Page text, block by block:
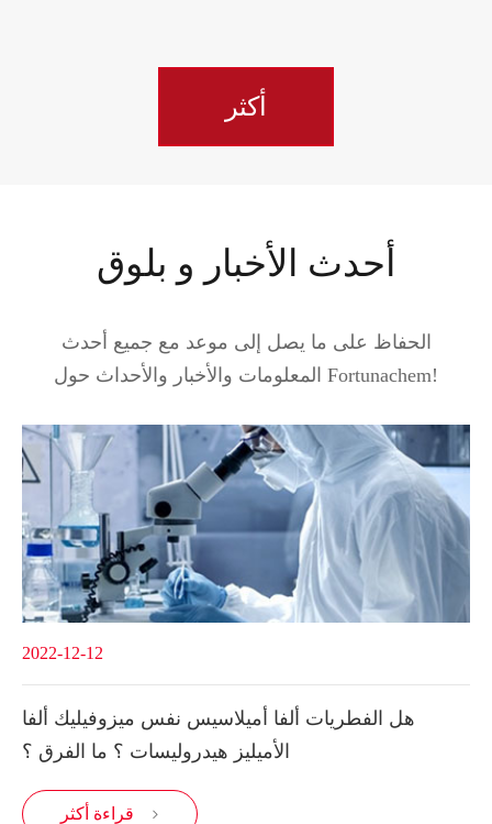
أكثر
أحدث الأخبار و بلوق
الحفاظ على ما يصل إلى موعد مع جميع أحدث
المعلومات والأخبار والأحداث حول Fortunachem!
2022-12-12
هل الفطريات ألفا أميلاسيس نفس ميزوفيليك ألفا
الأميليز هيدروليسات ؟ ما الفرق ؟
قراءة أكثر 